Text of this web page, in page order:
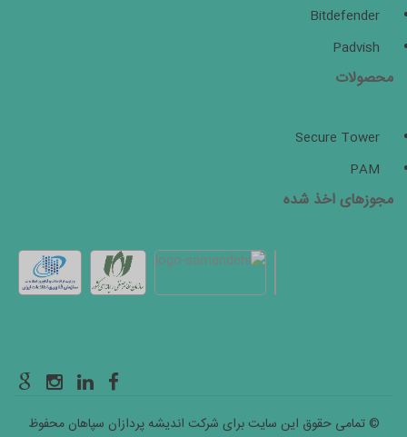
Bitdefender
Padvish
محصولات
Secure Tower
PAM
مجوزهای اخذ شده
© تمامی حقوق این سایت برای شرکت اندیشه پردازان سپاهان محفوظ